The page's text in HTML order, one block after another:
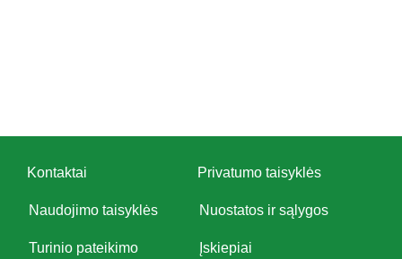
Kontaktai Privatumo taisyklės
Naudojimo taisyklės Nuostatos ir sąlygos
Turinio pateikimo
Įskiepiai